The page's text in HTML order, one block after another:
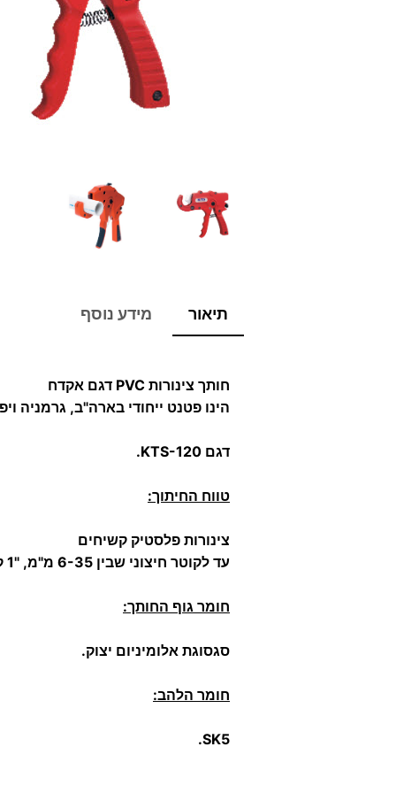
תיאור מידע נוסף
חותך צינורות PVC דגם אקדח
הינו פטנט ייחודי בארה"ב, גרמניה
דגם KTS-120.
טווח החיתוך:
צינורות פלסטיק קשיחים
עד לקוטר חיצוני שבין 6-35 מ"מ, "1 קוטר פנימי.
חומר גוף החותך:
סגסוגת אלומיניום יצוק.
חומר הלהב:
SK5.